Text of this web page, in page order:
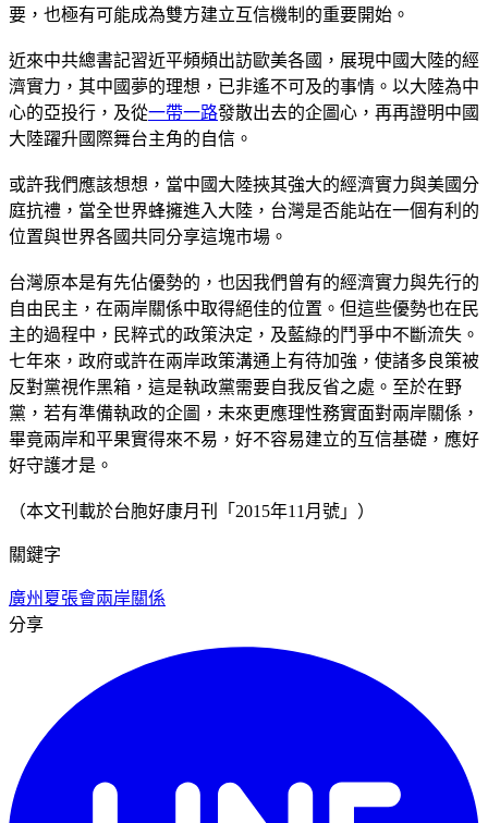
要，也極有可能成為雙方建立互信機制的重要開始。
近來中共總書記習近平頻頻出訪歐美各國，展現中國大陸的經
濟實力，其中國夢的理想，已非遙不可及的事情。以大陸為中
心的亞投行，及從一帶一路發散出去的企圖心，再再證明中國
大陸躍升國際舞台主角的自信。
或許我們應該想想，當中國大陸挾其強大的經濟實力與美國分
庭抗禮，當全世界蜂擁進入大陸，台灣是否能站在一個有利的
位置與世界各國共同分享這塊市場。
台灣原本是有先佔優勢的，也因我們曾有的經濟實力與先行的
自由民主，在兩岸關係中取得絕佳的位置。但這些優勢也在民
主的過程中，民粹式的政策決定，及藍綠的鬥爭中不斷流失。
七年來，政府或許在兩岸政策溝通上有待加強，使諸多良策被
反對黨視作黑箱，這是執政黨需要自我反省之處。至於在野
黨，若有準備執政的企圖，未來更應理性務實面對兩岸關係，
畢竟兩岸和平果實得來不易，好不容易建立的互信基礎，應好
好守護才是。
（本文刊載於台胞好康月刊「2015年11月號」）
關鍵字
廣州夏張會兩岸關係
分享